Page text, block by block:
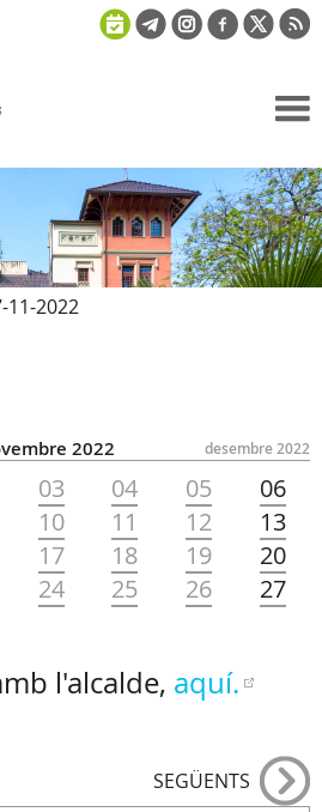
11-2022
desembre 2022
2022
03 04 05
06
10 11 12
13
17 18 19
20
24 25 26
27
l'alcalde, aquí.
SEGÜENTS